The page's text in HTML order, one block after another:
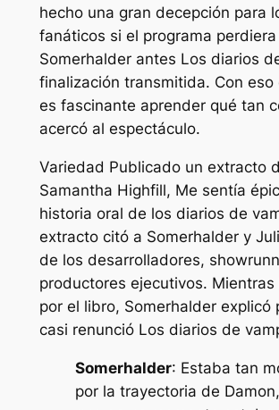
hecho una gran decepción para
fanáticos si el programa perdiera
Somerhalder antes Los diarios
finalización transmitida. Con eso
es fascinante aprender qué tan
acercó al espectáculo.
Variedad Publicado un extracto
Samantha Highfill, Me sentía
historia oral de los diarios de
extracto citó a Somerhalder y
de los desarrolladores,
productores ejecutivos. Mientras
por el libro, Somerhalder explicó
casi renunció Los diarios de
Somerhalder: Estaba tan
por la trayectoria de